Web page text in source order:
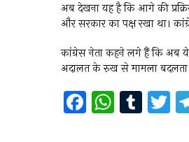
अब देखना यह है कि आगे की
और सरकार का पक्ष रखा था।
कांग्रेस नेता कहने लगे हैं कि अब
अदालत के रुख से मामला
F
a
W
h
T
u
T